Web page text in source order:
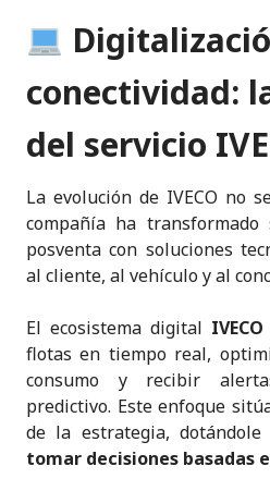
conectividad:
del servicio
La evolución de IVECO no
compañía ha
posventa con soluciones
al cliente, al vehículo y al
El ecosistema digital
flotas en tiempo real,
consumo y recibir
predictivo. Este enfoque
de la estrategia,
tomar decisiones basadas